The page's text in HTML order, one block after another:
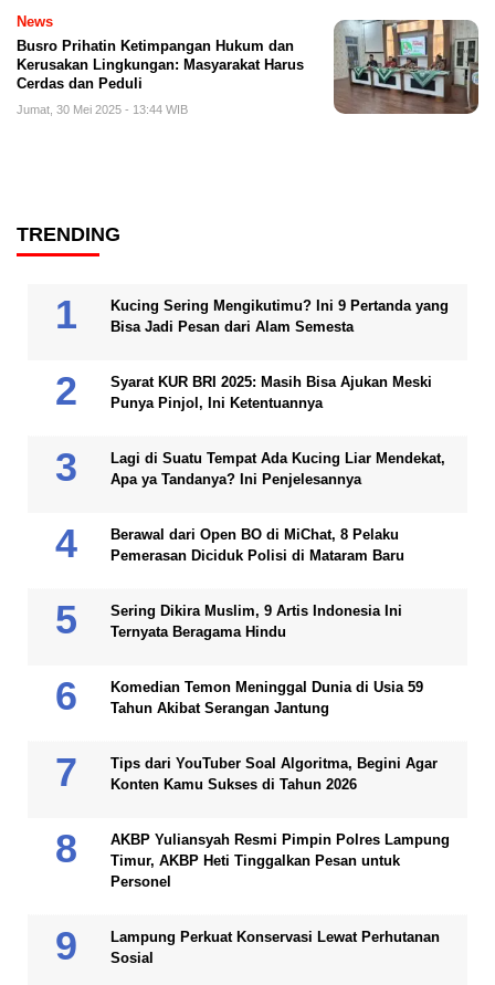
News
Busro Prihatin Ketimpangan Hukum dan
Kerusakan Lingkungan: Masyarakat Harus
Cerdas dan Peduli
Jumat, 30 Mei 2025 - 13:44 WIB
TRENDING
Kucing Sering Mengikutimu? Ini 9 Pertanda yang
Bisa Jadi Pesan dari Alam Semesta
Syarat KUR BRI 2025: Masih Bisa Ajukan Meski
Punya Pinjol, Ini Ketentuannya
Lagi di Suatu Tempat Ada Kucing Liar Mendekat,
Apa ya Tandanya? Ini Penjelesannya
Berawal dari Open BO di MiChat, 8 Pelaku
Pemerasan Diciduk Polisi di Mataram Baru
Sering Dikira Muslim, 9 Artis Indonesia Ini
Ternyata Beragama Hindu
Komedian Temon Meninggal Dunia di Usia 59
Tahun Akibat Serangan Jantung
Tips dari YouTuber Soal Algoritma, Begini Agar
Konten Kamu Sukses di Tahun 2026
AKBP Yuliansyah Resmi Pimpin Polres Lampung
Timur, AKBP Heti Tinggalkan Pesan untuk
Personel
Lampung Perkuat Konservasi Lewat Perhutanan
Sosial